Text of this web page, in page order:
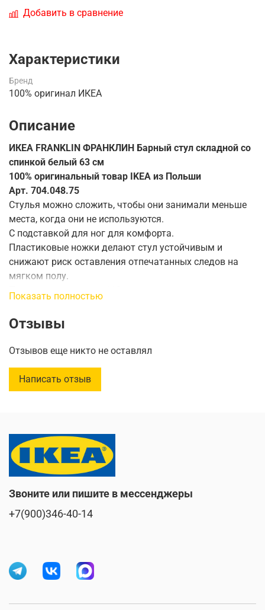
Добавить в сравнение
Характеристики
Бренд
100% оригинал ИКЕА
Описание
ИКЕА FRANKLIN ФРАНКЛИН Барный стул складной со
спинкой белый 63 см
100% оригинальный товар IKEA из Польши
Арт. 704.048.75
Стулья можно сложить, чтобы они занимали меньше
места, когда они не используются.
С подставкой для ног для комфорта.
Пластиковые ножки делают стул устойчивым и
снижают риск оставления отпечатанных следов на
мягком полу.
Протестировано для: 110 кг
Глубина: 44 см
Ширина сиденья: 34 см
Высота сиденья: 63 см
Показать полностью
Отзывы
Отзывов еще никто не оставлял
Написать отзыв
Звоните или пишите в мессенджеры
+7(900)346-40-14